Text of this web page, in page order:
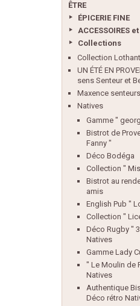
ÊTRE
ÉPICERIE FINE
ACCESSOIRES et
Collections
Collection
UN ÉTÉ EN
sens Senteur et
Maxence senteurs
Natives
Gamme "
Bistrot de
Fanny "
Déco Bodéga
Collection "
Bistrot au
amis
English Pub "
Collection "
Déco Rugby "
Natives
Gamme Lady
" Le Moulin de
Natives
Authentique
Déco rétro